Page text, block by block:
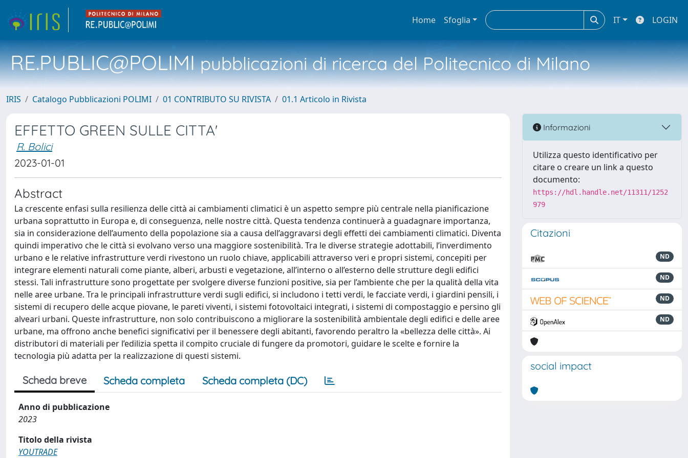
Home Sfoglia IT LOGIN
RE.PUBLIC@POLIMIpubblicazioni di ricerca del Politecnico di Milano
IRIS Catalogo Pubblicazioni POLIMI 01 CONTRIBUTO SU RIVISTA 01.1 Articolo in Rivista
EFFETTO GREEN SULLE CITTA'
R. Bolici
2023-01-01
Abstract
La crescente enfasi sulla resilienza delle città ai cambiamenti climatici è un aspetto sempre più centrale nella pianificazione
urbana soprattutto in Europa e, di conseguenza, nelle nostre città. Questa tendenza continuerà a guadagnare importanza,
sia in considerazione dell’aumento della popolazione sia a causa dell’aggravarsi degli effetti dei cambiamenti climatici. Diventa
quindi imperativo che le città si evolvano verso una maggiore sostenibilità. Tra le diverse strategie adottabili, l’inverdimento
urbano e le relative infrastrutture verdi rivestono un ruolo chiave, applicabili attraverso veri e propri sistemi, concepiti per
integrare elementi naturali come piante, alberi, arbusti e vegetazione, all’interno o all’esterno delle strutture degli edifici
stessi. Tali infrastrutture sono progettate per svolgere diverse funzioni positive, sia per l’ambiente che per la qualità della vita
nelle aree urbane. Tra le principali infrastrutture verdi sugli edifici, si includono i tetti verdi, le facciate verdi, i giardini pensili, i
sistemi di recupero delle acque piovane, le pareti viventi, i sistemi fotovoltaici integrati, i sistemi di compostaggio e persino gli
alveari urbani. Queste infrastrutture, non solo contribuiscono a migliorare la sostenibilità ambientale degli edifici e delle aree
urbane, ma offrono anche benefici significativi per il benessere degli abitanti, favorendo peraltro la «bellezza delle città». Ai
distributori di materiali per l’edilizia spetta il compito cruciale di fungere da promotori, guidare le scelte e fornire la
tecnologia più adatta per la realizzazione di questi sistemi.
Scheda breve Scheda completa Scheda completa (DC)
Anno di pubblicazione
2023
Titolo della rivista
YOUTRADE
Informazioni
Utilizza questo identificativo per
citare o creare un link a questo
documento:
https://hdl.handle.net/11311/1252
979
Citazioni
ND
ND
ND
ND
social impact